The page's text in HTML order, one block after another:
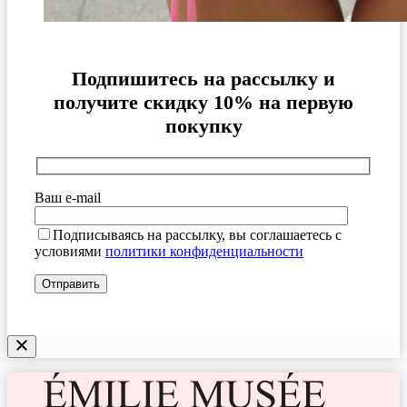
Подпишитесь на рассылку и
получите скидку 10% на первую
покупку
Ваш e-mail
Подписываясь на рассылку, вы соглашаетесь с
условиями политики конфиденциальности